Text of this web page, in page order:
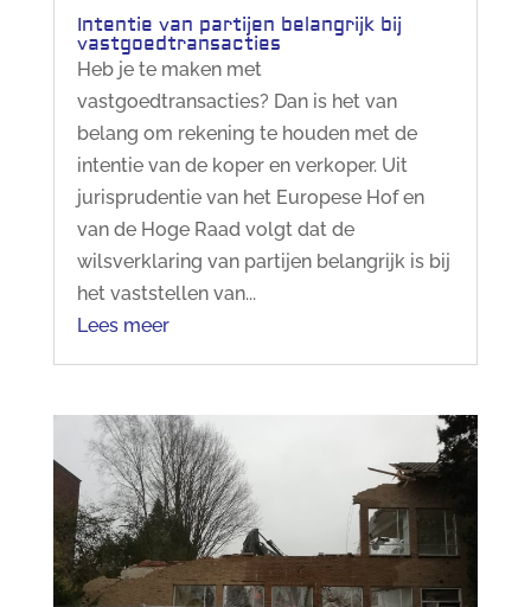
Intentie van partijen belangrijk bij
vastgoedtransacties
Heb je te maken met
vastgoedtransacties? Dan is het van
belang om rekening te houden met de
intentie van de koper en verkoper. Uit
jurisprudentie van het Europese Hof en
van de Hoge Raad volgt dat de
wilsverklaring van partijen belangrijk is bij
het vaststellen van...
Lees meer